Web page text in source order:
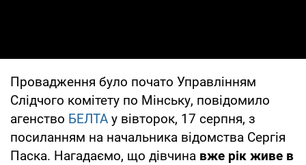
Провадження було почато Управлінням
Слідчого комітету по Мінську, повідомило
агенство БЕЛТА у вівторок, 17 серпня, з
посиланням на начальника відомства Сергія
Паска. Нагадаємо, що дівчина вже рік живе в